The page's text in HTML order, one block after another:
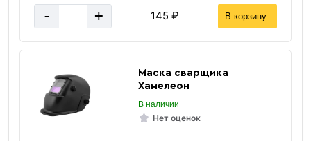
- + 145 ₽ В корзину
Маска сварщика
Хамелеон
В наличии
Нет оценок
Цена указана за 1 штуку